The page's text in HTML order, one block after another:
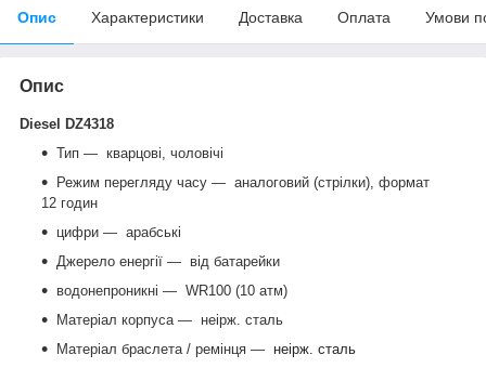
Опис Характеристики Доставка Оплата Умови
Опис
Diesel DZ4318
Тип — кварцові, чоловічі
Режим перегляду часу ― аналоговий (стрілки), формат
12 годин
цифри — арабські
Джерело енергії ― від батарейки
водонепроникні ― WR100 (10 атм)
Матеріал корпуса ― неірж. сталь
Матеріал браслета / ремінця ― неірж. сталь